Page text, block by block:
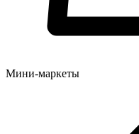
Мини-маркеты